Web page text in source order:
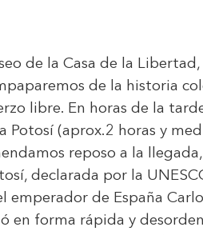
de la Casa de la
de la historia
libre. En horas de la
Potosí (aprox.2 horas y
reposo a la
declarada por la
de España
en forma rápida y